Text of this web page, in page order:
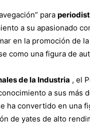
para
a su apasionado
en la promoción de
como una figura de
de la Industria , el
a sus más
ha convertido en una
de yates de alto